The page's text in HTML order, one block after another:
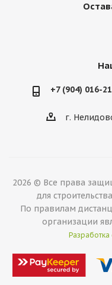
+7 (904) 016-
г.
2026 © Все права
для
По правилам
организации
Разработка